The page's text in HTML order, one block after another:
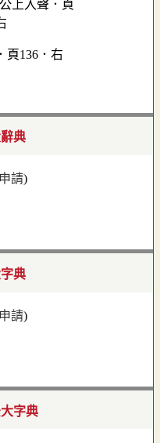
頁136．右
典
申請)
典
申請)
字典